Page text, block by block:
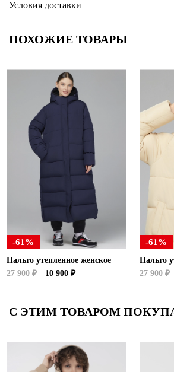
Условия доставки
ПОХОЖИЕ ТОВАРЫ
-61%
Пальто утепленное женское
27 900 ₽
10 900 ₽
-61%
Пальто
27 900 ₽
С ЭТИМ ТОВАРОМ